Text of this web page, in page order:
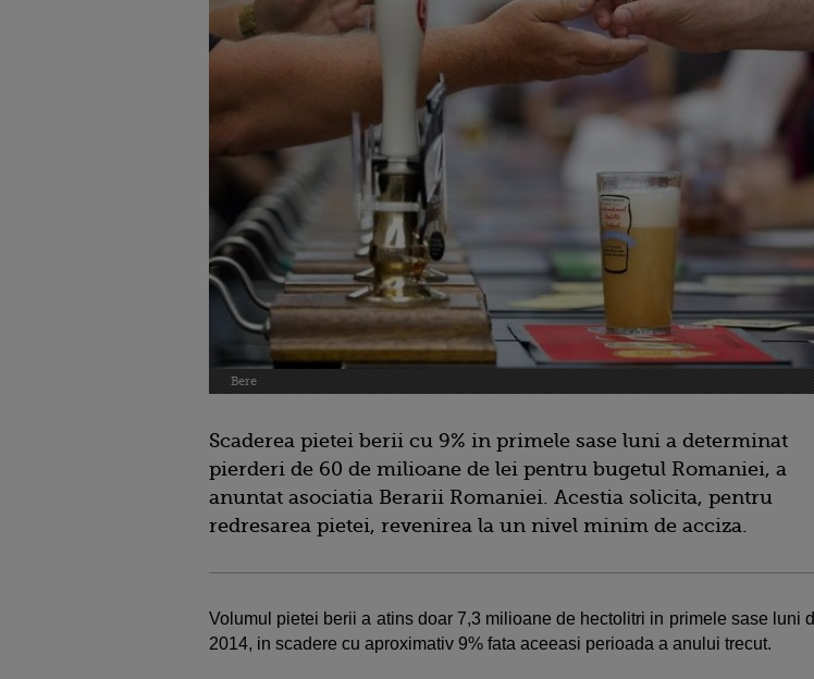
Bere
Scaderea pietei berii cu 9% in primele sase luni a determinat
pierderi de 60 de milioane de lei pentru bugetul Romaniei, a
anuntat asociatia Berarii Romaniei. Acestia solicita, pentru
redresarea pietei, revenirea la un nivel minim de acciza.
Volumul pietei berii a atins doar 7,3 milioane de hectolitri in primele sase luni
2014, in scadere cu aproximativ 9% fata aceeasi perioada a anului trecut.